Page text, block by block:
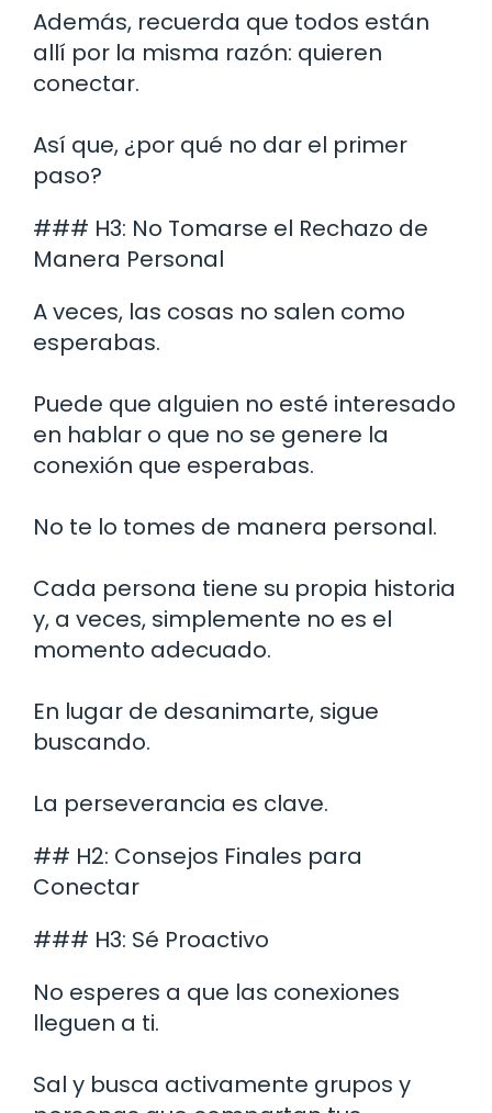
Además, recuerda que todos están
allí por la misma razón: quieren
conectar.
Así que, ¿por qué no dar el primer
paso?
### H3: No Tomarse el Rechazo de
Manera Personal
A veces, las cosas no salen como
esperabas.
Puede que alguien no esté interesado
en hablar o que no se genere la
conexión que esperabas.
No te lo tomes de manera personal.
Cada persona tiene su propia historia
y, a veces, simplemente no es el
momento adecuado.
En lugar de desanimarte, sigue
buscando.
La perseverancia es clave.
## H2: Consejos Finales para
Conectar
### H3: Sé Proactivo
No esperes a que las conexiones
lleguen a ti.
Sal y busca activamente grupos y